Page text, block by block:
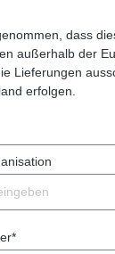
dass
außerhalb der
Lieferungen
erfolgen.